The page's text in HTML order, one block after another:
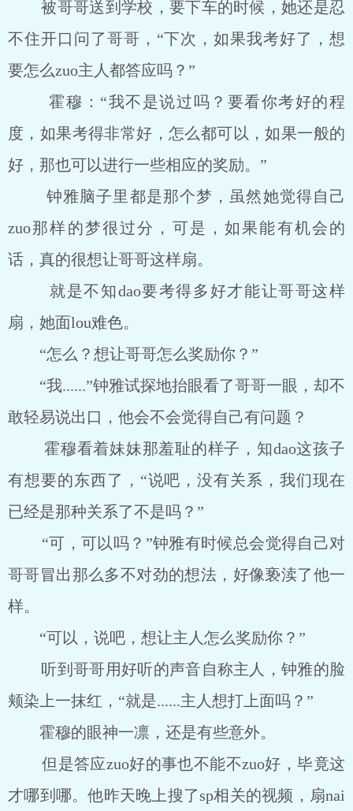
被哥哥送到学校，要下车的时候，她还是忍
不住开口问了哥哥，“下次，如果我考好了，想
要怎么zuo主人都答应吗？”
霍穆：“我不是说过吗？要看你考好的程
度，如果考得非常好，怎么都可以，如果一般的
好，那也可以进行一些相应的奖励。”
钟雅脑子里都是那个梦，虽然她觉得自己
zuo那样的梦很过分，可是，如果能有机会的
话，真的很想让哥哥这样扇。
就是不知dao要考得多好才能让哥哥这样
扇，她面lou难色。
“怎么？想让哥哥怎么奖励你？”
“我......”钟雅试探地抬眼看了哥哥一眼，却不
敢轻易说出口，他会不会觉得自己有问题？
霍穆看着妹妹那羞耻的样子，知dao这孩子
有想要的东西了，“说吧，没有关系，我们现在
已经是那种关系了不是吗？”
“可，可以吗？”钟雅有时候总会觉得自己对
哥哥冒出那么多不对劲的想法，好像亵渎了他一
样。
“可以，说吧，想让主人怎么奖励你？”
听到哥哥用好听的声音自称主人，钟雅的脸
颊染上一抹红，“就是......主人想打上面吗？”
霍穆的眼神一凛，还是有些意外。
但是答应zuo好的事也不能不zuo好，毕竟这
才哪到哪。他昨天晚上搜了sp相关的视频，扇nai